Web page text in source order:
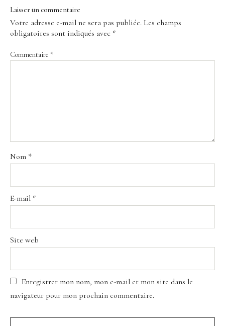
Laisser un commentaire
Votre adresse e-mail ne sera pas publiée. Les champs
obligatoires sont indiqués avec *
Commentaire *
Nom *
E-mail *
Site web
Enregistrer mon nom, mon e-mail et mon site dans le
navigateur pour mon prochain commentaire.